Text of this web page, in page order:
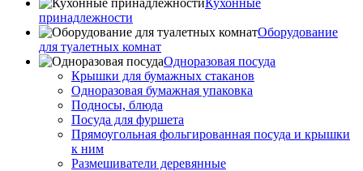
принадлежности
Оборудование
для туалетных комнат
Одноразовая посуда
Крышки для бумажных стаканов
Одноразовая бумажная упаковка
Подносы, блюда
Посуда для фуршета
Прямоугольная фольгированная посуда и крышки
к ним
Размешиватели деревянные